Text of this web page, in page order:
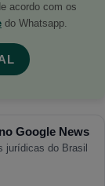
acordo com os
do Whatsapp.
Google News
jurídicas do Brasil